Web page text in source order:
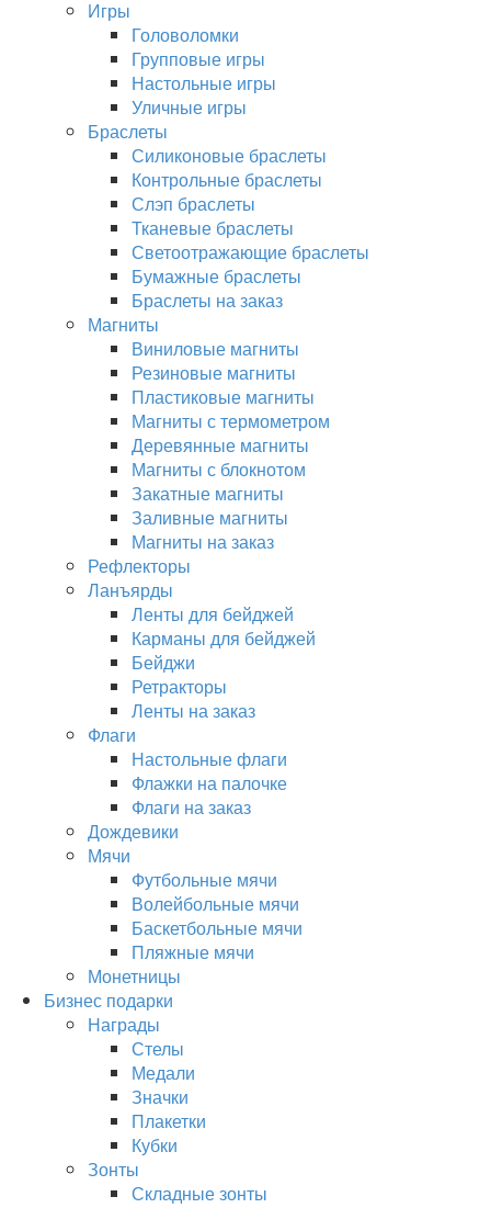
Игры
Головоломки
Групповые игры
Настольные игры
Уличные игры
Браслеты
Силиконовые браслеты
Контрольные браслеты
Слэп браслеты
Тканевые браслеты
Светоотражающие браслеты
Бумажные браслеты
Браслеты на заказ
Магниты
Виниловые магниты
Резиновые магниты
Пластиковые магниты
Магниты с термометром
Деревянные магниты
Магниты с блокнотом
Закатные магниты
Заливные магниты
Магниты на заказ
Рефлекторы
Ланъярды
Ленты для бейджей
Карманы для бейджей
Бейджи
Ретракторы
Ленты на заказ
Флаги
Настольные флаги
Флажки на палочке
Флаги на заказ
Дождевики
Мячи
Футбольные мячи
Волейбольные мячи
Баскетбольные мячи
Пляжные мячи
Монетницы
Бизнес подарки
Награды
Стелы
Медали
Значки
Плакетки
Кубки
Зонты
Складные зонты